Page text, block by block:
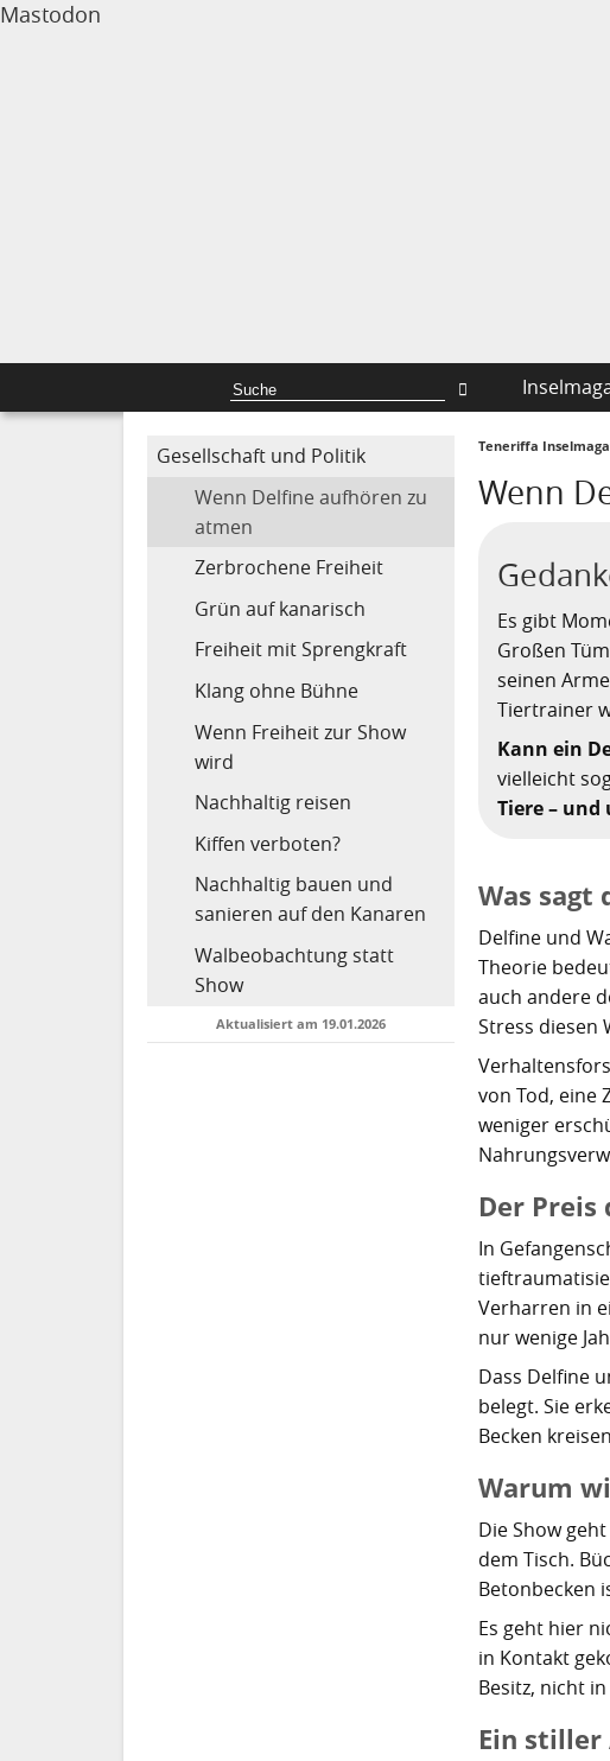
Mastodon
Gesellschaft und Politik
Wenn Delfine aufhören zu
atmen
Zerbrochene Freiheit
Grün auf kanarisch
Freiheit mit Sprengkraft
Klang ohne Bühne
Wenn Freiheit zur Show
wird
Nachhaltig reisen
Kiffen verboten?
Nachhaltig bauen und
sanieren auf den Kanaren
Walbeobachtung statt
Show
Aktualisiert am 19.01.2026
Teneriffa
Wenn
Es gibt
Großen
seinen
Tiertrainer
Kann ein
vielleicht
Tiere –
Was sagt
Delfine und
Theorie
auch andere
Stress diesen
von Tod, eine
weniger
Der Preis
In
Verharren in
nur wenige
Dass Delfine
belegt. Sie
Becken
Warum
Die Show
dem Tisch.
Betonbecken
Es geht hier
in Kontakt
Besitz, nicht
Ein stiller